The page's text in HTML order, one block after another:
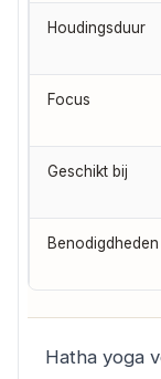
Houdingsduur
Focus
Geschikt bij
Benodigdheden
Hatha yoga